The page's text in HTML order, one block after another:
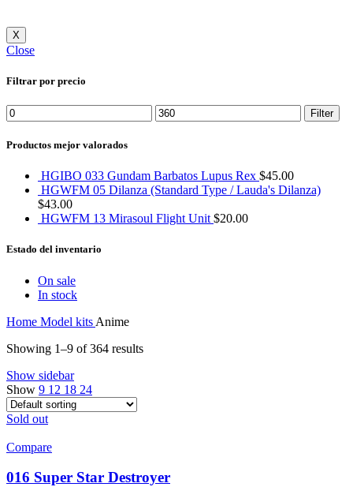
X
Close
Filtrar por precio
Min
price
Max
price
Filter
Productos mejor valorados
HGIBO 033 Gundam Barbatos Lupus Rex $45.00
HGWFM 05 Dilanza (Standard Type / Lauda's Dilanza)
$43.00
HGWFM 13 Mirasoul Flight Unit $20.00
Estado del inventario
On sale
In stock
Home Model kits Anime
Showing 1–9 of 364 results
Show sidebar
Show 9 12 18 24
Sold out
Compare
016 Super Star Destroyer